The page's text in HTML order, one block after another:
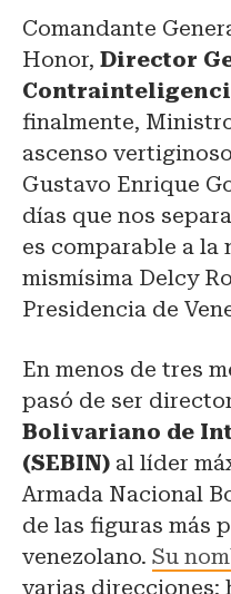
Comandante
Honor, Director
finalmente,
ascenso
Gustavo Enrique
días que nos
es comparable a la
mismísima Delcy
Presidencia de
En menos de tres
pasó de ser
Bolivariano de
(SEBIN) al líder
Armada Nacional
de las figuras más
venezolano. Su
varias direcciones: